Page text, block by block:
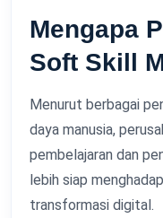
Mengapa
Soft Skill
Menurut berbagai
daya manusia,
pembelajaran dan
lebih siap
transformasi digital.